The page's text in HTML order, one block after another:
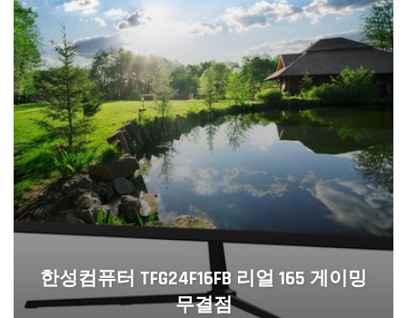
한성컴퓨터 TFG24F16FB 리얼 165 게이밍
무결점